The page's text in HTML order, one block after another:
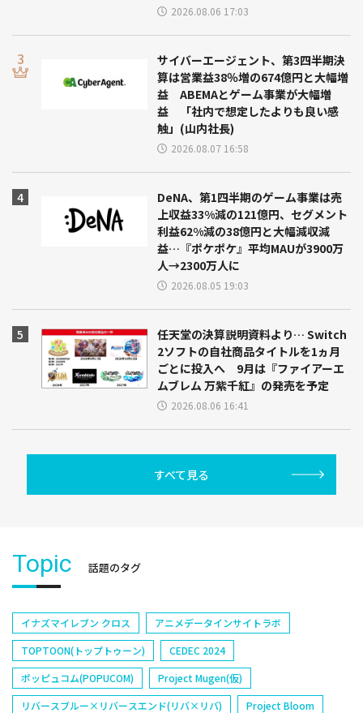
2026.08.06 17:03
サイバーエージェント、第3四半期決
算は営業益38％増の674億円と大幅増
益 ABEMAとゲーム事業が大幅増
益 「社内で想定したよりも良い感
触」(山内社長)
2026.08.07 16:58
DeNA、第1四半期のゲーム事業は売
上収益33%減の121億円、セグメント
利益62%減の38億円と大幅減収減
益…『ポケポケ』平均MAUが3900万
人→2300万人に
2026.08.05 19:03
任天堂の決算説明資料より… Switch
2ソフトの自社商品タイトルを1ヵ月
ごとに投入へ 9月は『ファイアーエ
ムブレム 万紫千紅』の発売を予定
2026.08.06 16:41
すべて見る
Topic 話題のタグ
イナズマイレブン クロス
アニメデータインサイトラボ
TOPTOON(トップトゥーン)
CEDEC 2024
ポッピュコム(POPUCOM)
Project Mugen(仮)
リバースブルー×リバースエンド(リバ×リバ)
Project Bloom